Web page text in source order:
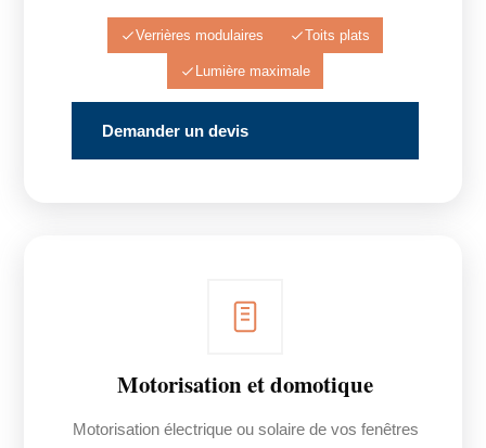
Verrières modulaires Toits plats
Lumière maximale
Demander un devis
Motorisation et domotique
Motorisation électrique ou solaire de vos fenêtres